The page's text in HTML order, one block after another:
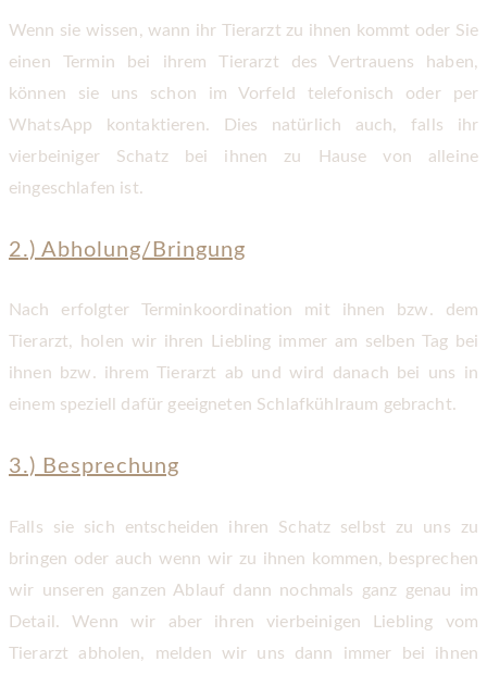
Wenn sie wissen, wann ihr Tierarzt zu ihnen kommt oder Sie
einen Termin bei ihrem Tierarzt des Vertrauens haben,
können sie uns schon im Vorfeld telefonisch oder per
WhatsApp kontaktieren. Dies natürlich auch, falls ihr
vierbeiniger Schatz bei ihnen zu Hause von alleine
eingeschlafen ist.
2.) Abholung/Bringung
Nach erfolgter Terminkoordination mit ihnen bzw. dem
Tierarzt, holen wir ihren Liebling immer am selben Tag bei
ihnen bzw. ihrem Tierarzt ab und wird danach bei uns in
einem speziell dafür geeigneten Schlafkühlraum gebracht.
3.) Besprechung
Falls sie sich entscheiden ihren Schatz selbst zu uns zu
bringen oder auch wenn wir zu ihnen kommen, besprechen
wir unseren ganzen Ablauf dann nochmals ganz genau im
Detail. Wenn wir aber ihren vierbeinigen Liebling vom
Tierarzt abholen, melden wir uns dann immer bei ihnen